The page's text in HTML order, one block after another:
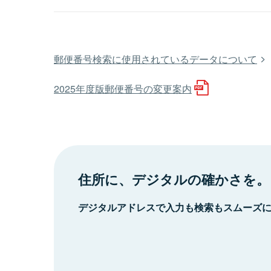
郵便番号検索に使用されているデータについて
2025年度版郵便番号の変更案内
住所に、デジタルの確かさを。
デジタルアドレスで入力も検索もスムーズ